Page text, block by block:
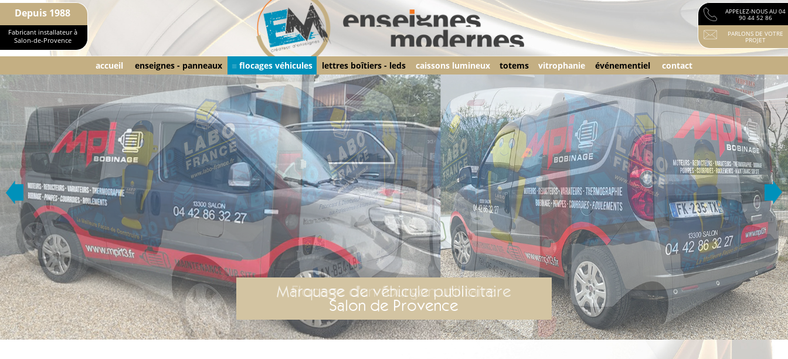
Depuis 1988
Fabricant installateur à
Salon-de-Provence
APPELEZ-NOUS AU 04
90 44 52 86
PARLONS DE VOTRE
PROJET
accueil enseignes - panneaux flocages véhicules lettres boîtiers - leds caissons lumineux totems vitrophanie événementiel contact
Marquage de véhicule publicitaire
Salon de Provence